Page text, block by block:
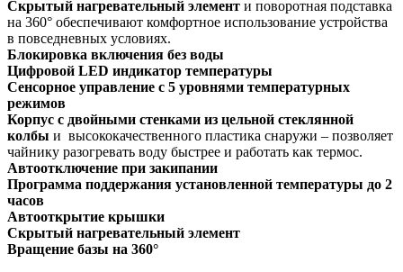
Скрытый нагревательный элемент и поворотная подставка
на 360° обеспечивают комфортное использование устройства
в повседневных условиях.
Блокировка включения без воды
Цифровой LED индикатор температуры
Сенсорное управление с 5 уровнями температурных
режимов
Корпус с двойными стенками из цельной стеклянной
колбы и высококачественного пластика снаружи – позволяет
чайнику разогревать воду быстрее и работать как термос.
Автоотключение при закипании
Программа поддержания установленной температуры до 2
часов
Автооткрытие крышки
Скрытый нагревательный элемент
Вращение базы на 360°